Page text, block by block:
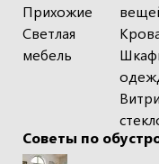
Прихожие
Светлая
мебель
Советы по